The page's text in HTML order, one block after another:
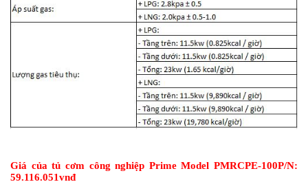
Giá của tủ cơm công nghiệp Prime Model PMRCPE-100P/N:
59.116.051vnđ